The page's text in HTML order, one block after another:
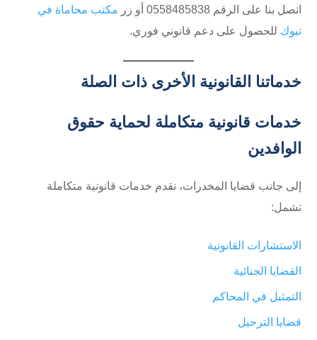
اتصل بنا على الرقم ⁦0558485838⁩ أو زر
مكتب محاماة في
تبوك للحصول على دعم قانوني فوري.
خدماتنا القانونية الأخرى ذات الصلة
خدمات قانونية متكاملة لحماية حقوق
الوافدين
إلى جانب قضايا المخدرات، نقدم خدمات قانونية متكاملة
تشمل:
الاستشارات القانونية
القضايا الجنائية
التمثيل في المحاكم
قضايا الترحيل